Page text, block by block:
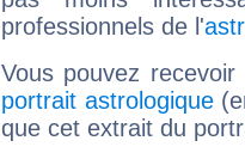
professionnels de l'
Vous pouvez
portrait astrologique
que cet extrait du